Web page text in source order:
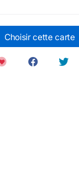
Choisir cette carte